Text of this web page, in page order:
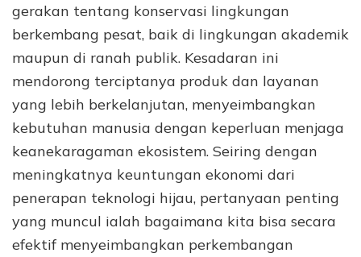
gerakan tentang konservasi lingkungan
berkembang pesat, baik di lingkungan akademik
maupun di ranah publik. Kesadaran ini
mendorong terciptanya produk dan layanan
yang lebih berkelanjutan, menyeimbangkan
kebutuhan manusia dengan keperluan menjaga
keanekaragaman ekosistem. Seiring dengan
meningkatnya keuntungan ekonomi dari
penerapan teknologi hijau, pertanyaan penting
yang muncul ialah bagaimana kita bisa secara
efektif menyeimbangkan perkembangan